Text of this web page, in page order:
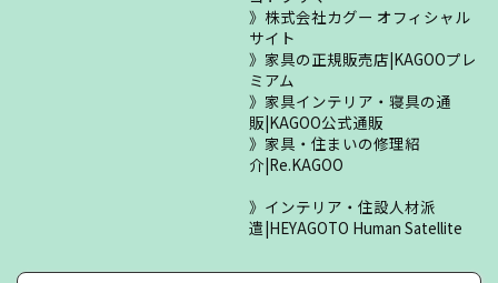
株式会社カグー オフィシャル
サイト
家具の正規販売店|KAGOOプレ
ミアム
家具インテリア・寝具の通
販|KAGOO公式通販
家具・住まいの修理紹
介|Re.KAGOO
インテリア・住設人材派
遣|HEYAGOTO Human Satellite